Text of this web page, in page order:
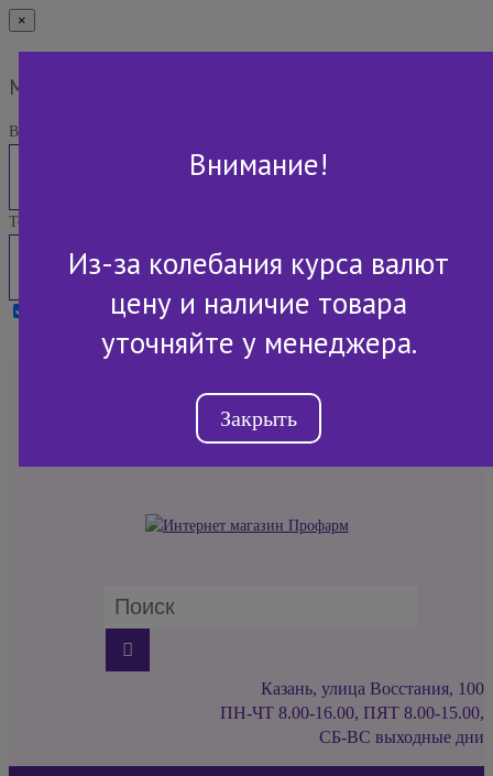
×
Мы Вам перезвоним
Ваше имя:
Телефон:
Я принимаю условия Политики конфиденциальности
+7 (843) 2-507-607
Казань, улица Восстания, 100
ПН-ЧТ 8.00-16.00, ПЯТ 8.00-15.00,
СБ-ВС выходные дни
Внимание!
Из-за колебания курса валют
цену и наличие товара
уточняйте у менеджера.
Закрыть